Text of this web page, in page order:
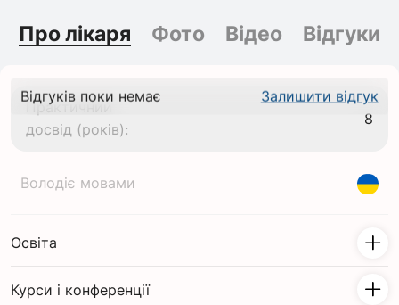
Відгуків поки немає Залишити відгук
Про лікаря Фото Відео Відгуки
Практичний
досвід (років):
8
Володіє мовами
Освіта
2011 - 2017: НМУ ім.О.О. Богомольця
Курси і конференції